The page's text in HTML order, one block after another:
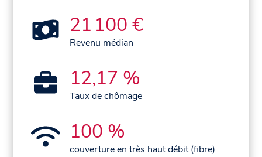
21 100 €
Revenu médian
12,17 %
Taux de chômage
100 %
couverture en très haut débit (fibre)